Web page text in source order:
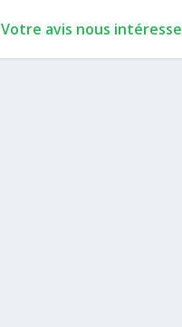
Votre avis nous intéresse